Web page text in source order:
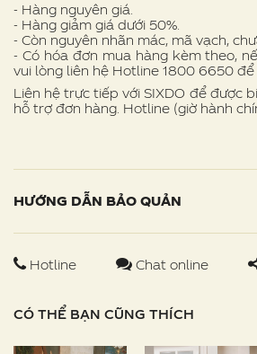
- Hàng nguyên giá.
- Hàng giảm giá dưới 50%.
- Còn nguyên nhãn mác, mã vạch,
- Có hóa đơn mua hàng kèm theo,
vui lòng liên hệ Hotline 1800 6650 để
Liên hệ trực tiếp với SIXDO để được
hỗ trợ đơn hàng. Hotline (giờ hành
HƯỚNG DẪN BẢO QUẢN
Hotline Chat online
CÓ THỂ BẠN CŨNG THÍCH